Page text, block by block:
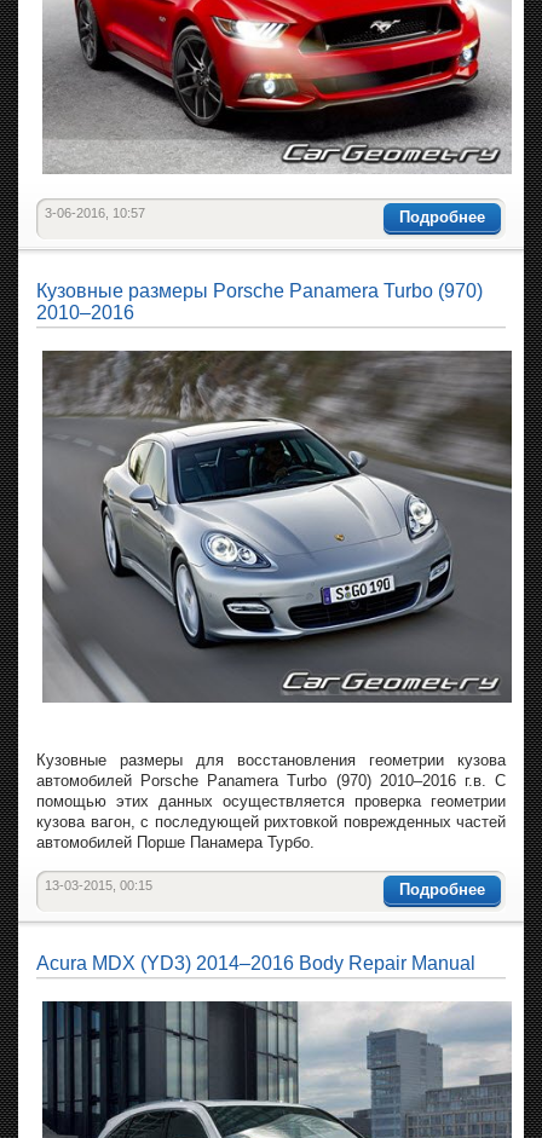
Подробнее
3-06-2016, 10:57
Кузовные размеры Porsche Panamera Turbo (970)
2010–2016
Кузовные размеры для восстановления геометрии кузова
автомобилей Porsche Panamera Turbo (970) 2010–2016 г.в. С
помощью этих данных осуществляется проверка геометрии
кузова вагон, с последующей рихтовкой поврежденных частей
автомобилей Порше Панамера Турбо.
Подробнее
13-03-2015, 00:15
Acura MDX (YD3) 2014–2016 Body Repair Manual